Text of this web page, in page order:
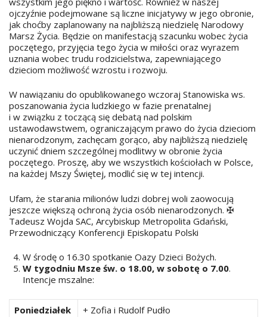
ojczyźnie podejmowane są liczne inicjatywy w jego obronie,
jak choćby zaplanowany na najbliższą niedzielę Narodowy
Marsz Życia. Będzie on manifestacją szacunku wobec życia
poczętego, przyjęcia tego życia w miłości oraz wyrazem
uznania wobec trudu rodzicielstwa, zapewniającego
dzieciom możliwość wzrostu i rozwoju.
W nawiązaniu do opublikowanego wczoraj Stanowiska ws.
poszanowania życia ludzkiego w fazie prenatalnej
i w związku z toczącą się debatą nad polskim
ustawodawstwem, ograniczającym prawo do życia dzieciom
nienarodzonym, zachęcam gorąco, aby najbliższą niedzielę
uczynić dniem szczególnej modlitwy w obronie życia
poczętego. Proszę, aby we wszystkich kościołach w Polsce,
na każdej Mszy Świętej, modlić się w tej intencji.
Ufam, że starania milionów ludzi dobrej woli zaowocują
jeszcze większą ochroną życia osób nienarodzonych. ✠
Tadeusz Wojda SAC, Arcybiskup Metropolita Gdański,
Przewodniczący Konferencji Episkopatu Polski
W środę o 16.30 spotkanie Oazy Dzieci Bożych.
W tygodniu Msze św. o 18.00, w sobotę o 7.00.
Intencje mszalne:
Poniedziałek + Zofia i Rudolf Pudło